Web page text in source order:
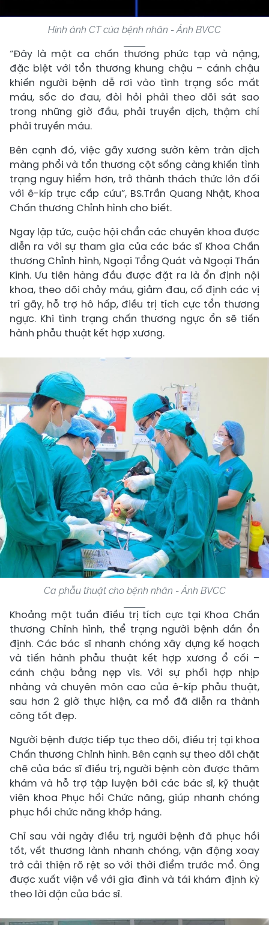
Hình ảnh CT của bệnh nhân - Ảnh BVCC
“Đây là một ca chấn thương phức tạp và nặng,
đặc biệt với tổn thương khung chậu – cánh chậu
khiến người bệnh dễ rơi vào tình trạng sốc mất
máu, sốc do đau, đòi hỏi phải theo dõi sát sao
trong những giờ đầu, phải truyền dịch, thậm chí
phải truyền máu.
Bên cạnh đó, việc gãy xương sườn kèm tràn dịch
màng phổi và tổn thương cột sống càng khiến tình
trạng nguy hiểm hơn, trở thành thách thức lớn đối
với ê-kíp trực cấp cứu”, BS.Trần Quang Nhật, Khoa
Chấn thương Chỉnh hình cho biết.
Ngay lập tức, cuộc hội chẩn các chuyên khoa được
diễn ra với sự tham gia của các bác sĩ Khoa Chấn
thương Chỉnh hình, Ngoại Tổng Quát và Ngoại Thần
Kinh. Ưu tiên hàng đầu được đặt ra là ổn định nội
khoa, theo dõi chảy máu, giảm đau, cố định các vị
trí gãy, hỗ trợ hô hấp, điều trị tích cực tổn thương
ngực. Khi tình trạng chấn thương ngực ổn sẽ tiến
hành phẫu thuật kết hợp xương.
Ca phẫu thuật cho bệnh nhân - Ảnh BVCC
Khoảng một tuần điều trị tích cực tại Khoa Chấn
thương Chỉnh hình, thể trạng người bệnh dần ổn
định. Các bác sĩ nhanh chóng xây dựng kế hoạch
và tiến hành phẫu thuật kết hợp xương ổ cối –
cánh chậu bằng nẹp vis. Với sự phối hợp nhịp
nhàng và chuyên môn cao của ê-kíp phẫu thuật,
sau hơn 2 giờ thực hiện, ca mổ đã diễn ra thành
công tốt đẹp.
Người bệnh được tiếp tục theo dõi, điều trị tại khoa
Chấn thương Chỉnh hình. Bên cạnh sự theo dõi chặt
chẽ của bác sĩ điều trị, người bệnh còn được thăm
khám và hỗ trợ tập luyện bởi các bác sĩ, kỹ thuật
viên khoa Phục hồi Chức năng, giúp nhanh chóng
phục hồi chức năng khớp háng.
Chỉ sau vài ngày điều trị, người bệnh đã phục hồi
tốt, vết thương lành nhanh chóng, vận động xoay
trở cải thiện rõ rệt so với thời điểm trước mổ. Ông
được xuất viện về với gia đình và tái khám định kỳ
theo lời dặn của bác sĩ.